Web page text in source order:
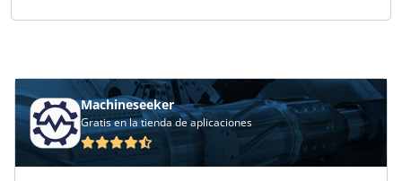
Machineseeker
Gratis en la tienda de aplicaciones